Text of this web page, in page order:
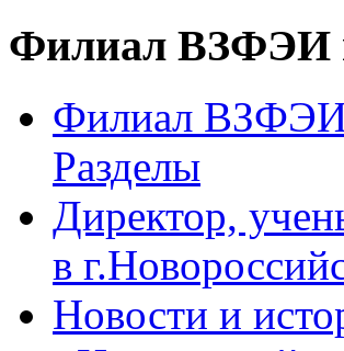
Филиал ВЗФЭИ
Филиал ВЗФЭИ
Разделы
Директор,
в
Новости и